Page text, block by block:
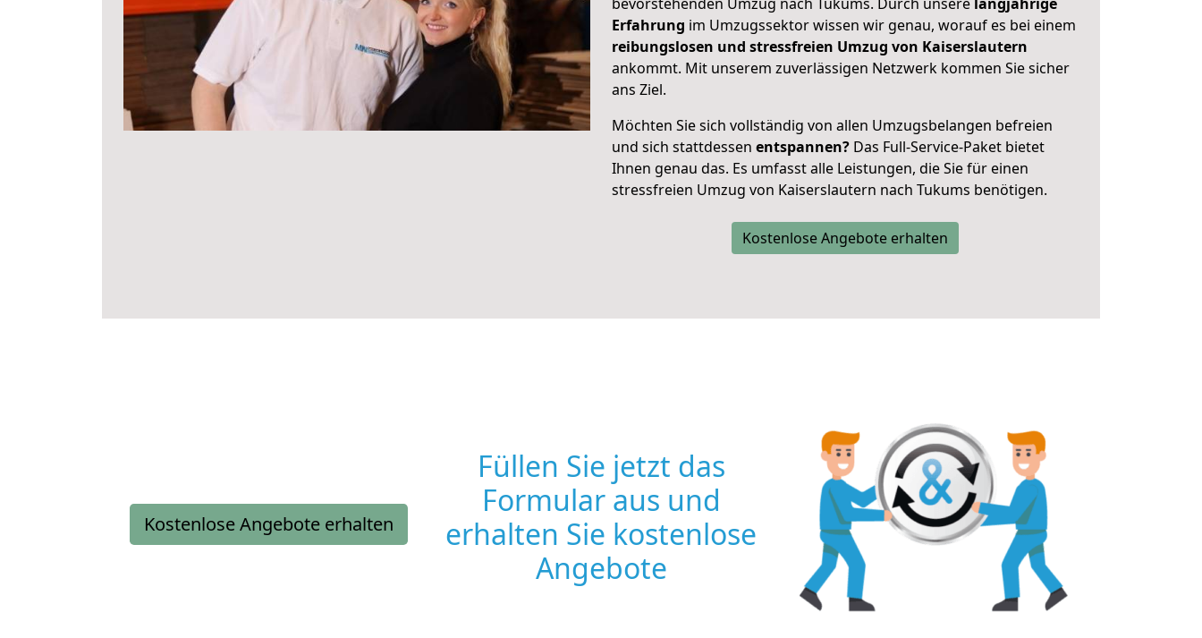
Erfahrung im Umzugssektor wissen wir genau, worauf es bei einem
reibungslosen und stressfreien Umzug von Kaiserslautern
ankommt. Mit unserem zuverlässigen Netzwerk kommen Sie sicher
ans Ziel.
Möchten Sie sich vollständig von allen Umzugsbelangen befreien
und sich stattdessen entspannen? Das Full-Service-Paket bietet
Ihnen genau das. Es umfasst alle Leistungen, die Sie für einen
stressfreien Umzug von Kaiserslautern nach Tukums benötigen.
Kostenlose Angebote erhalten
Kostenlose Angebote erhalten
Füllen Sie jetzt das
Formular aus und
erhalten Sie kostenlose
Angebote